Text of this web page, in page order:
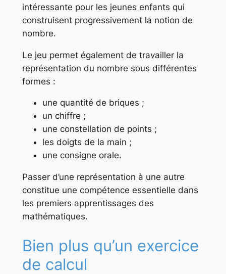
intéressante pour les jeunes enfants qui
construisent progressivement la notion de
nombre.
Le jeu permet également de travailler la
représentation du nombre sous différentes
formes :
une quantité de briques ;
un chiffre ;
une constellation de points ;
les doigts de la main ;
une consigne orale.
Passer d’une représentation à une autre
constitue une compétence essentielle dans
les premiers apprentissages des
mathématiques.
Bien plus qu’un exercice
de calcul